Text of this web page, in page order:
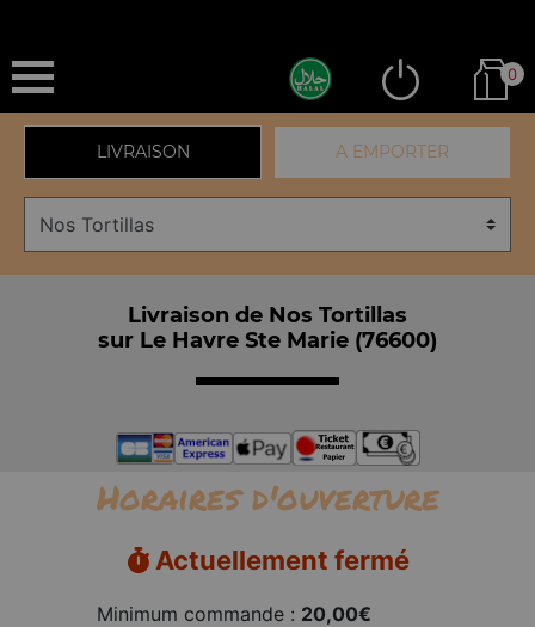
0
LIVRAISON A EMPORTER
Livraison de Nos Tortillas
sur Le Havre Ste Marie (76600)
Horaires d'ouverture
Actuellement fermé
Minimum commande : 20,00€